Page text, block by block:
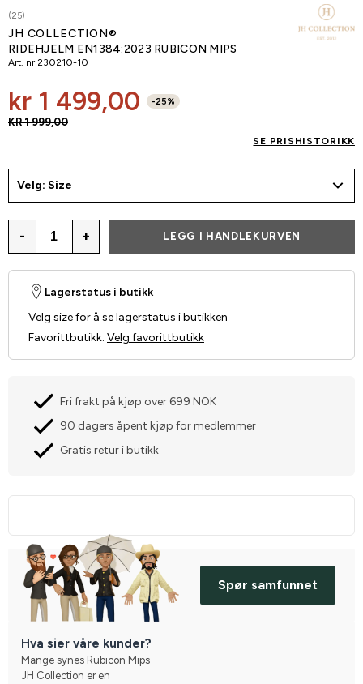
(25)
JH COLLECTION®
RIDEHJELM EN1384:2023 RUBICON MIPS
Art. nr 230210-10
kr 1 499,00 -25%
KR 1 999,00
SE PRISHISTORIKK
Velg: Size
- + LEGG I HANDLEKURVEN
Lagerstatus i butikk
Velg size for å se lagerstatus i butikken
Favorittbutikk: Velg favorittbutikk
Fri frakt på kjøp over 699 NOK
90 dagers åpent kjøp for medlemmer
Gratis retur i butikk
Spør samfunnet
Hva sier våre kunder?
Mange synes Rubicon Mips
JH Collection er en